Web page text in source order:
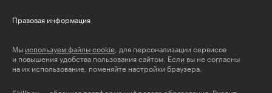
Правовая информация
Мы используем файлы cookie , для персонализации сервисов
и повышения удобства пользования сайтом. Если вы не согласны
на их использование, поменяйте настройки браузера.